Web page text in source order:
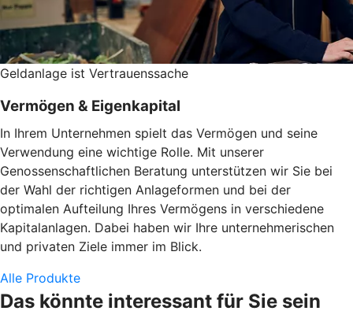
Geldanlage ist Vertrauenssache
Vermögen & Eigenkapital
In Ihrem Unternehmen spielt das Vermögen und seine
Verwendung eine wichtige Rolle. Mit unserer
Genossenschaftlichen Beratung unterstützen wir Sie bei
der Wahl der richtigen Anlageformen und bei der
optimalen Aufteilung Ihres Vermögens in verschiedene
Kapitalanlagen. Dabei haben wir Ihre unternehmerischen
und privaten Ziele immer im Blick.
Alle Produkte
Das könnte interessant für Sie sein